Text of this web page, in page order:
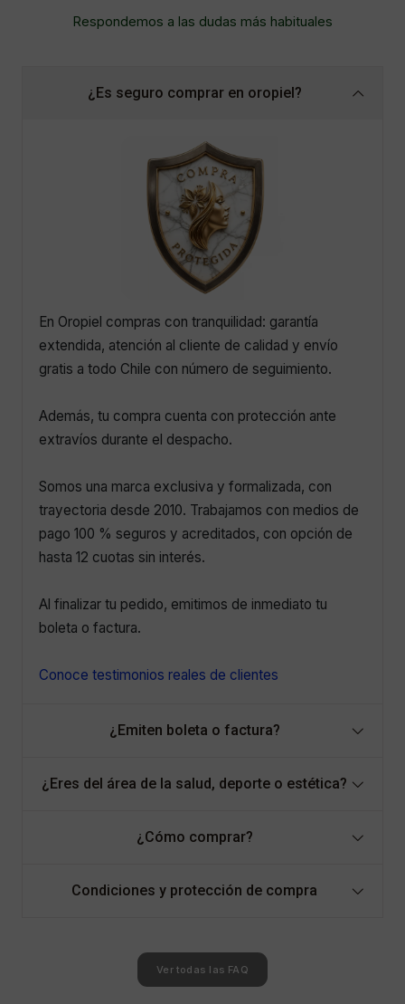
Respondemos a las dudas más habituales
¿Es seguro comprar en oropiel?
En Oropiel compras con tranquilidad: garantía
extendida, atención al cliente de calidad y envío
gratis a todo Chile con número de seguimiento.
Además, tu compra cuenta con protección ante
extravíos durante el despacho.
Somos una marca exclusiva y formalizada, con
trayectoria desde 2010. Trabajamos con medios de
pago 100 % seguros y acreditados, con opción de
hasta 12 cuotas sin interés.
Al finalizar tu pedido, emitimos de inmediato tu
boleta o factura.
Conoce testimonios reales de clientes
¿Emiten boleta o factura?
¿Eres del área de la salud, deporte o estética?
¿Cómo comprar?
Condiciones y protección de compra
Ver todas las FAQ